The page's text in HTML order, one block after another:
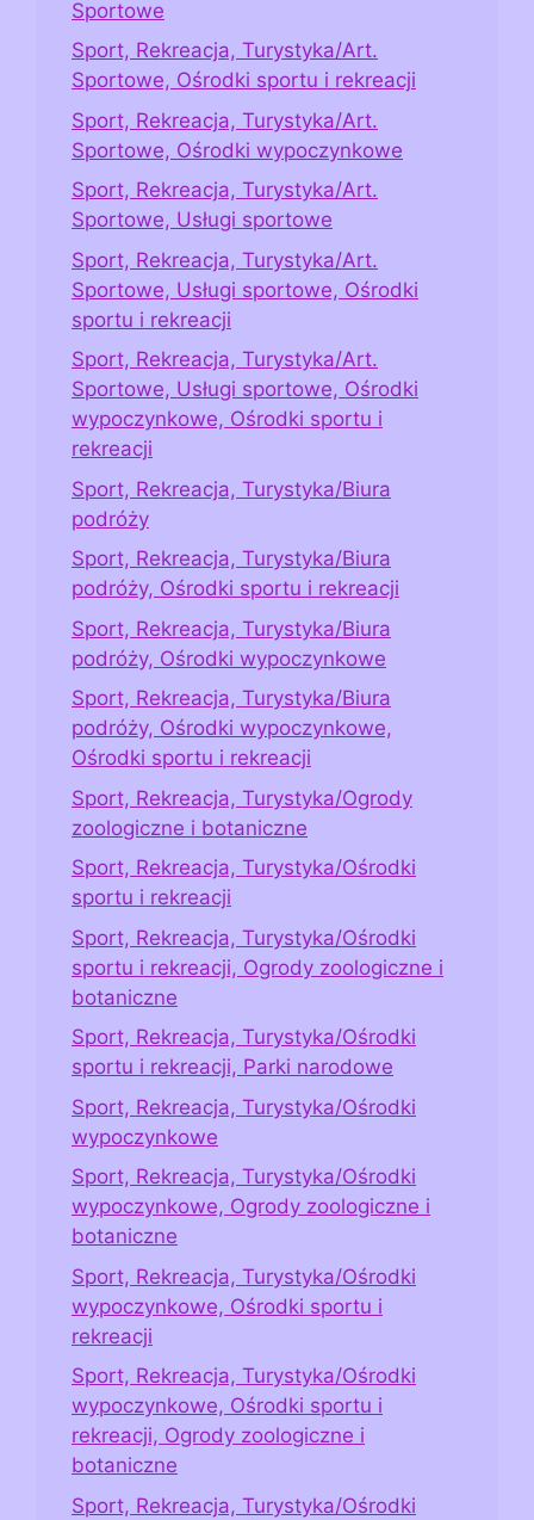
Sportowe
Sport, Rekreacja, Turystyka/Art.
Sportowe, Ośrodki sportu i rekreacji
Sport, Rekreacja, Turystyka/Art.
Sportowe, Ośrodki wypoczynkowe
Sport, Rekreacja, Turystyka/Art.
Sportowe, Usługi sportowe
Sport, Rekreacja, Turystyka/Art.
Sportowe, Usługi sportowe, Ośrodki
sportu i rekreacji
Sport, Rekreacja, Turystyka/Art.
Sportowe, Usługi sportowe, Ośrodki
wypoczynkowe, Ośrodki sportu i
rekreacji
Sport, Rekreacja, Turystyka/Biura
podróży
Sport, Rekreacja, Turystyka/Biura
podróży, Ośrodki sportu i rekreacji
Sport, Rekreacja, Turystyka/Biura
podróży, Ośrodki wypoczynkowe
Sport, Rekreacja, Turystyka/Biura
podróży, Ośrodki wypoczynkowe,
Ośrodki sportu i rekreacji
Sport, Rekreacja, Turystyka/Ogrody
zoologiczne i botaniczne
Sport, Rekreacja, Turystyka/Ośrodki
sportu i rekreacji
Sport, Rekreacja, Turystyka/Ośrodki
sportu i rekreacji, Ogrody zoologiczne i
botaniczne
Sport, Rekreacja, Turystyka/Ośrodki
sportu i rekreacji, Parki narodowe
Sport, Rekreacja, Turystyka/Ośrodki
wypoczynkowe
Sport, Rekreacja, Turystyka/Ośrodki
wypoczynkowe, Ogrody zoologiczne i
botaniczne
Sport, Rekreacja, Turystyka/Ośrodki
wypoczynkowe, Ośrodki sportu i
rekreacji
Sport, Rekreacja, Turystyka/Ośrodki
wypoczynkowe, Ośrodki sportu i
rekreacji, Ogrody zoologiczne i
botaniczne
Sport, Rekreacja, Turystyka/Ośrodki